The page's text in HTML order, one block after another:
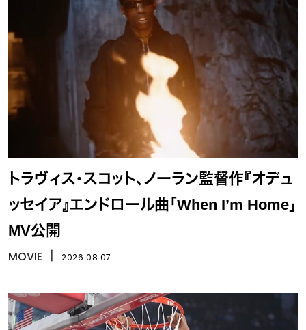
トラヴィス・スコット、ノーラン監督作『オデュ
ッセイア』エンドロール曲「When I’m Home」
MV公開
MOVIE 2026.08.07